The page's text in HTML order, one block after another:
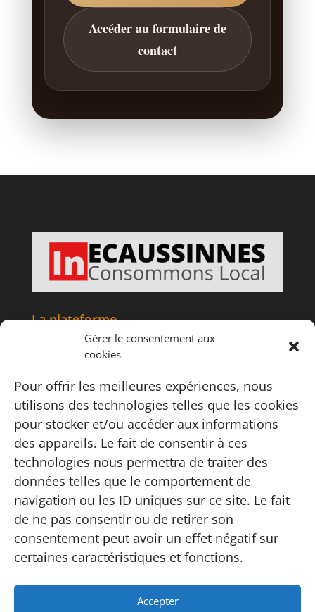
Gérer le consentement aux
cookies
Pour offrir les meilleures expériences, nous
utilisons des technologies telles que les cookies
pour stocker et/ou accéder aux informations
des appareils. Le fait de consentir à ces
technologies nous permettra de traiter des
données telles que le comportement de
navigation ou les ID uniques sur ce site. Le fait
de ne pas consentir ou de retirer son
consentement peut avoir un effet négatif sur
certaines caractéristiques et fonctions.
Accepter
Accéder au formulaire de
contact
La plateforme
Tourisme
Informations
Contact
Carte
FAQ
Instagram
Conditions
Conditions générales de vente
Politique de confidentialité